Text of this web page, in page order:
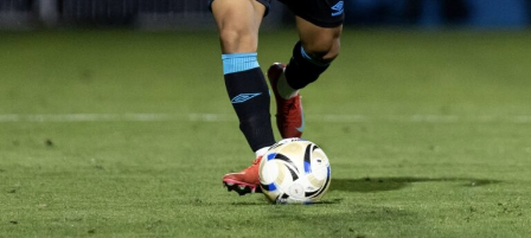
tiempo qu
hizo”,enfatizó el técnico.
De otro lado, se reportó que supuestos hinchas de
Sporting Cristal realizaron pintas y ciertos daños en los
alrededores del Estadio Alejandro Villanueva – Matute,
durante el partido ante Carabobo por Copa Libertadores
2026. Con este panorama, se abre la posibilidad de que
Alianza Lima no preste nuevamente el recinto deportivo